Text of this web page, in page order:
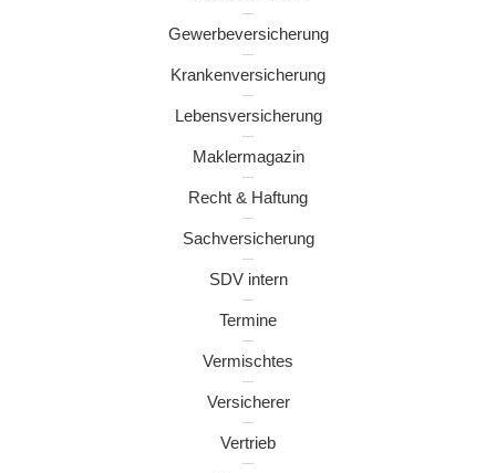
Gewerbeversicherung
Krankenversicherung
Lebensversicherung
Maklermagazin
Recht & Haftung
Sachversicherung
SDV intern
Termine
Vermischtes
Versicherer
Vertrieb